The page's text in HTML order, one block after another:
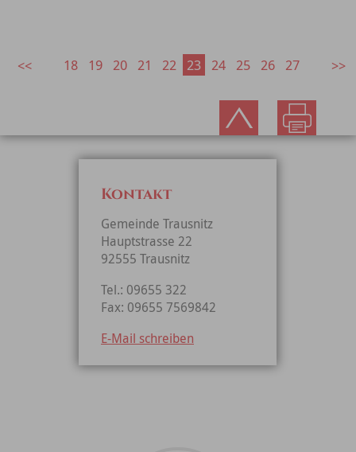
18 19 20 21 22 23 24 25 26 27
Kontakt
Gemeinde Trausnitz
Hauptstrasse 22
92555 Trausnitz
Tel.: 09655 322
Fax: 09655 7569842
E-Mail schreiben